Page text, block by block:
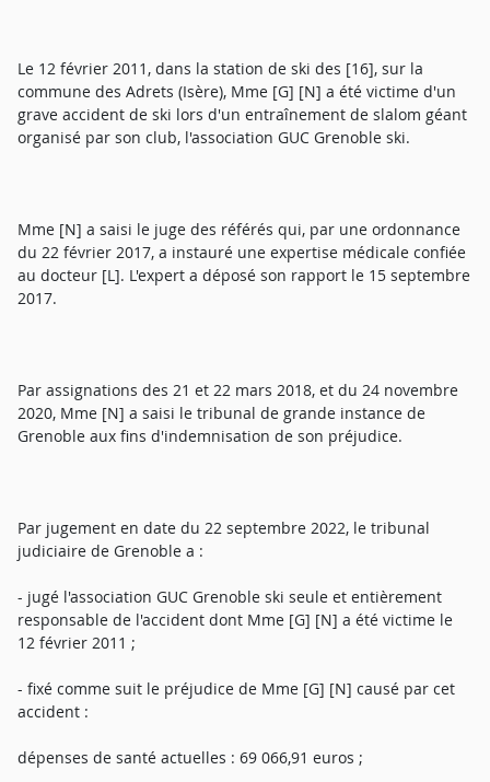
Le 12 février 2011, dans la station de ski des [16], sur la
commune des Adrets (Isère), Mme [G] [N] a été victime d'un
grave accident de ski lors d'un entraînement de slalom géant
organisé par son club, l'association GUC Grenoble ski.
Mme [N] a saisi le juge des référés qui, par une ordonnance
du 22 février 2017, a instauré une expertise médicale confiée
au docteur [L]. L'expert a déposé son rapport le 15 septembre
2017.
Par assignations des 21 et 22 mars 2018, et du 24 novembre
2020, Mme [N] a saisi le tribunal de grande instance de
Grenoble aux fins d'indemnisation de son préjudice.
Par jugement en date du 22 septembre 2022, le tribunal
judiciaire de Grenoble a :
- jugé l'association GUC Grenoble ski seule et entièrement
responsable de l'accident dont Mme [G] [N] a été victime le
12 février 2011 ;
- fixé comme suit le préjudice de Mme [G] [N] causé par cet
accident :
dépenses de santé actuelles : 69 066,91 euros ;